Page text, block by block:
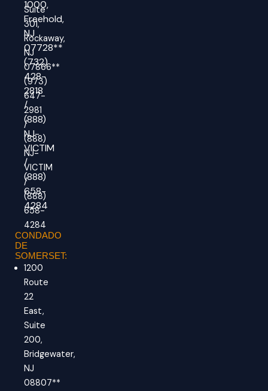
Suite
301,
Rockaway,
NJ
07866**
(973)
647-
2981
/
(888)
NJ-
VICTIM
/
(888)
658-
4284
1000,
Freehold,
NJ
07728**
(732)
428-
2818
/
(888)
NJ-
VICTIM
/
(888)
658-
4284
CONDADO
DE
SOMERSET:
1200
Route
22
East,
Suite
200,
Bridgewater,
NJ
08807**